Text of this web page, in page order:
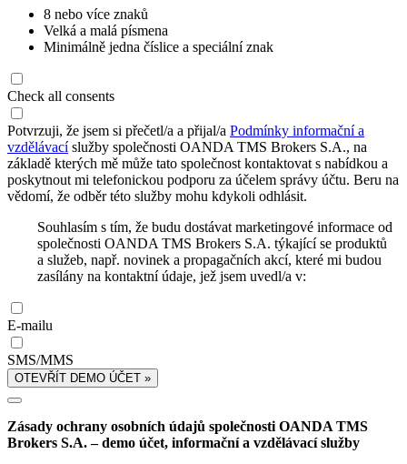
8 nebo více znaků
Velká a malá písmena
Minimálně jedna číslice a speciální znak
Check all consents
Potvrzuji, že jsem si přečetl/a a přijal/a Podmínky informační a
vzdělávacíslužby společnosti OANDA TMS Brokers S.A., na
základě kterých mě může tato společnost kontaktovat s nabídkou a
poskytnout mi telefonickou podporu za účelem správy účtu. Beru na
vědomí, že odběr této služby mohu kdykoli odhlásit.
Souhlasím s tím, že budu dostávat marketingové informace od
společnosti OANDA TMS Brokers S.A. týkající se produktů
a služeb, např. novinek a propagačních akcí, které mi budou
zasílány na kontaktní údaje, jež jsem uvedl/a v:
E-mailu
SMS/MMS
OTEVŘÍT DEMO ÚČET »
Zásady ochrany osobních údajů společnosti OANDA TMS
Brokers S.A. – demo účet, informační a vzdělávací služby